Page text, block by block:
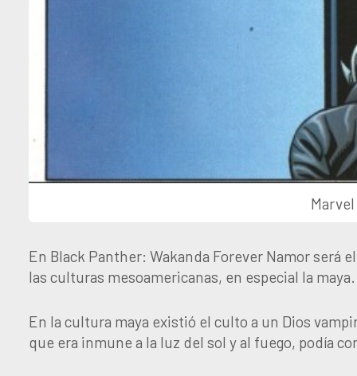
En Black Panther: Wakanda Forever Namor será
las culturas mesoamericanas, en especial la maya.
En la cultura maya existió el culto a un Dios
que era inmune a la luz del sol y al fuego, podía